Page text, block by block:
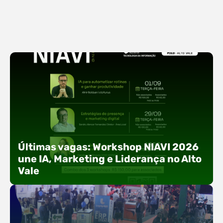
Últimas vagas: Workshop NIAVI 2026
une IA, Marketing e Liderança no Alto
Vale